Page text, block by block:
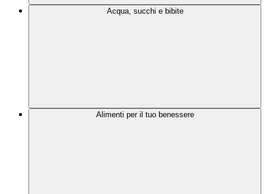
Acqua, succhi e bibite
Alimenti per il tuo benessere